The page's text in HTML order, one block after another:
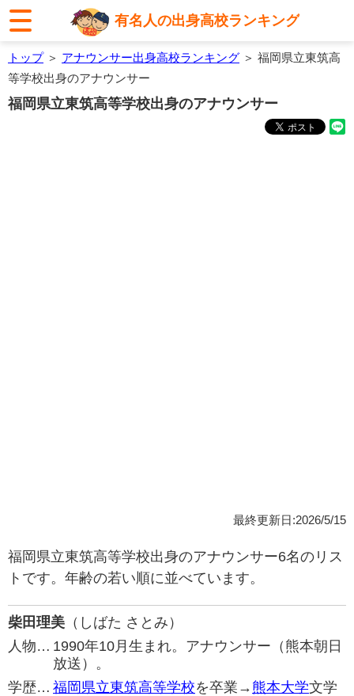
有名人の出身高校ランキング
トップ＞ アナウンサー出身高校ランキング ＞ 福岡県立東筑高
等学校出身のアナウンサー
福岡県立東筑高等学校出身のアナウンサー
最終更新日:2026/5/15
福岡県立東筑高等学校出身のアナウンサー6名のリス
トです。年齢の若い順に並べています。
柴田理美 （しばた さとみ）
人物… 1990年10月生まれ。アナウンサー（熊本朝日
放送）。
学歴… 福岡県立東筑高等学校を卒業→ 熊本大学文学